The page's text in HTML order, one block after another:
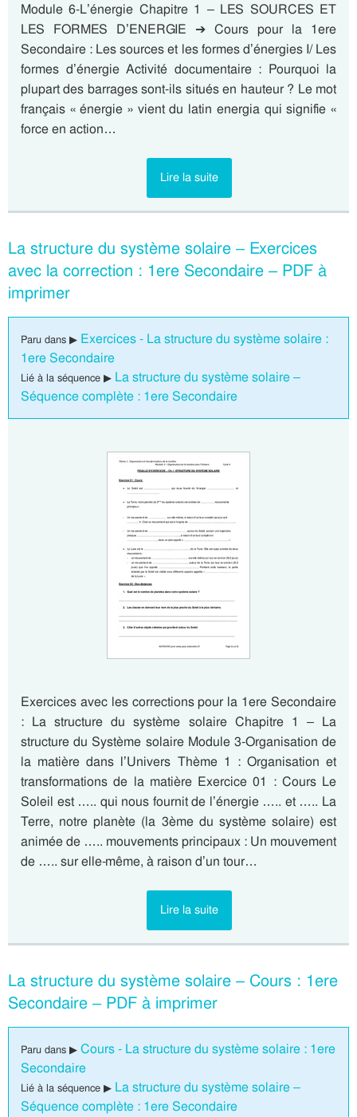
Module 6-L’énergie Chapitre 1 – LES SOURCES ET
LES FORMES D’ENERGIE ➔ Cours pour la 1ere
Secondaire : Les sources et les formes d’énergies I/ Les
formes d’énergie Activité documentaire : Pourquoi la
plupart des barrages sont-ils situés en hauteur ? Le mot
français « énergie » vient du latin energia qui signifie «
force en action…
Lire la suite
La structure du système solaire – Exercices
avec la correction : 1ere Secondaire – PDF à
imprimer
Paru dans ▶ Exercices - La structure du système solaire :
1ere Secondaire
Lié à la séquence ▶ La structure du système solaire –
Séquence complète : 1ere Secondaire
Exercices avec les corrections pour la 1ere Secondaire
: La structure du système solaire Chapitre 1 – La
structure du Système solaire Module 3-Organisation de
la matière dans l’Univers Thème 1 : Organisation et
transformations de la matière Exercice 01 : Cours Le
Soleil est ….. qui nous fournit de l’énergie ….. et ….. La
Terre, notre planète (la 3ème du système solaire) est
animée de ….. mouvements principaux : Un mouvement
de ….. sur elle-même, à raison d’un tour…
Lire la suite
La structure du système solaire – Cours : 1ere
Secondaire – PDF à imprimer
Paru dans ▶ Cours - La structure du système solaire : 1ere
Secondaire
Lié à la séquence ▶ La structure du système solaire –
Séquence complète : 1ere Secondaire